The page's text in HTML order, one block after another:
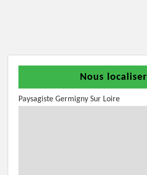
Nous localiser
Paysagiste Germigny Sur Loire